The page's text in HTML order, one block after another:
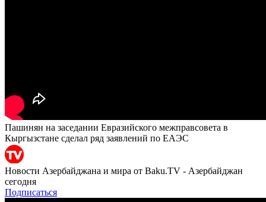
Пашинян на заседании Евразийского межправсовета в
Кыргызстане сделал ряд заявлений по ЕАЭС
Новости Азербайджана и мира от Baku.TV - Азербайджан
сегодня
Подписаться